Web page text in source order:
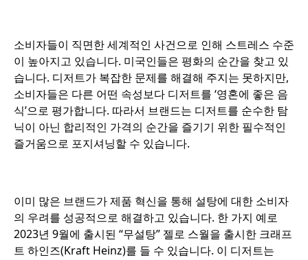
소비자들이 직면한 세계적인 사건으로 인해 스트레스 수준
이 높아지고 있습니다. 미국인들은 평화의 순간을 찾고 있
습니다. 디저트가 복잡한 문제를 해결해 주지는 못하지만,
소비자들은 다른 어떤 속성보다 디저트를 ‘영혼에 좋은 음
식’으로 평가합니다. 따라서 브랜드는 디저트를 순수한 탐
닉이 아닌 합리적인 가격의 순간을 즐기기 위한 필수적인
즐거움으로 포지셔닝할 수 있습니다.
이미 많은 브랜드가 제품 혁신을 통해 설탕에 대한 소비자
의 우려를 성공적으로 해결하고 있습니다. 한 가지 예로
2023년 9월에 출시된 “무설탕” 젤로 스월을 출시한 크래프
트 하인즈(Kraft Heinz)를 들 수 있습니다. 이 디저트는